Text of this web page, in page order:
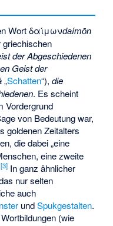
Wortδαίμωνdaímōn
griechischen
der Abgeschiedenen
Geist der
„Schatten“),die
. Es scheint
Vordergrund
von Bedeutung war,
goldenen Zeitalters
die dabei „eine
eine zweite
[3] In ganz ähnlicher
nur selten
auch
undSpukgestalten.
(wie